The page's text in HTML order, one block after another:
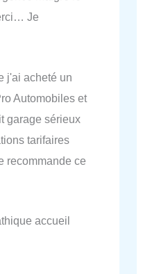
Je
j'ai acheté un
Automobiles et
garage sérieux
tarifaires
recommande ce
accueil